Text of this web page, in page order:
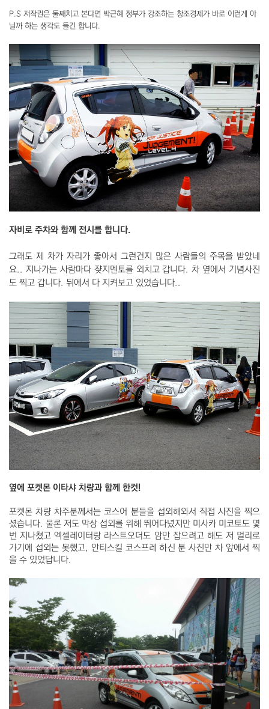
P.S 저작권은 둘째치고 본다면 박근혜 정부가 강조하는 창조경제가 바로 이런게 아
닐까 하는 생각도 들긴 합니다.
자비로 주차와 함께 전시를 합니다.
그래도 제 차가 자리가 좋아서 그런건지 많은 사람들의 주목을 받았네
요.. 지나가는 사람마다 쟞지멘토를 외치고 갑니다. 차 옆에서 기념사진
도 찍고 갑니다. 뒤에서 다 지켜보고 있었습니다..
옆에 포켓몬 이타샤 차량과 함께 한컷!
포켓몬 차량 차주분께서는 코스어 분들을 섭외해와서 직접 사진을 찍으
셨습니다. 물론 저도 막상 섭외를 위해 뛰어다녔지만 미사카 미코토도 몇
번 지나쳤고 엑셀레이터랑 라스트오더도 암만 잡으려고 해도 저 멀리로
가기에 섭외는 못했고, 안티스킬 코스프레 하신 분 사진만 차 앞에서 찍
을 수 있었답니다.